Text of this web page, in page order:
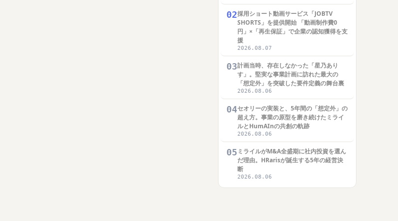
02採用ショート動画サービス「JOBTV
SHORTS」を提供開始 「動画制作費0
円」×「再生保証」で企業の認知獲得を支
援
2026.08.07
03計画当時、存在しなかった「星乃あり
す」。堅実な事業計画に訪れた最大の
「想定外」を突破した要件定義の舞台裏
2026.08.06
04セオリーの実装と、5年間の「想定外」の
超え方。事業の原型を磨き続けたミライ
ルとHumAInの共創の軌跡
2026.08.06
05 ミライルがM&A全盛期に社内投資を選ん
だ理由。HRarisが誕生する5年の経営決
断
2026.08.06